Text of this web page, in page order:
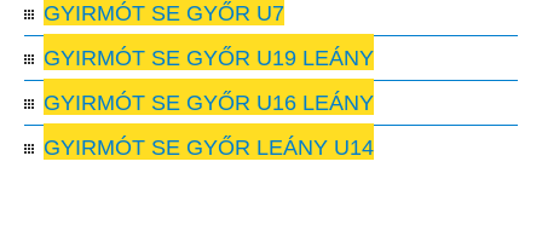
GYIRMÓT SE GYŐR U7
GYIRMÓT SE GYŐR U19 LEÁNY
GYIRMÓT SE GYŐR U16 LEÁNY
GYIRMÓT SE GYŐR LEÁNY U14